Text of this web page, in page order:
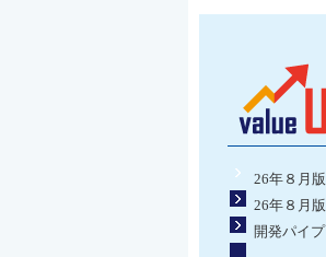
26年８月
26年８月
開発パイ